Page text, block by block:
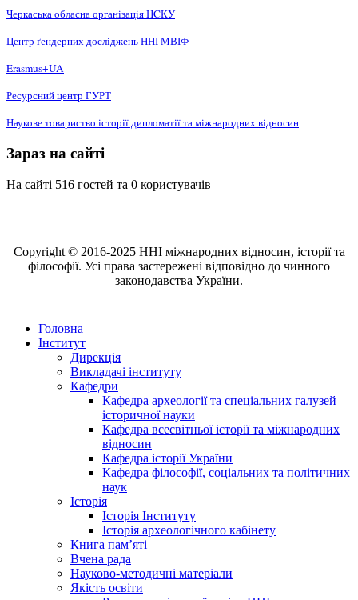
Черкаська обласна організація НCКУ
Центр ґендерних досліджень ННІ МВІФ
Erasmus+UA
Ресурсний центр ГУРТ
Наукове товариство історії дипломатії та міжнародних відносин
Зараз на сайті
На сайті 516 гостей та 0 користувачів
Copyright © 2016-2025 ННІ міжнародних відносин, історії та
філософії. Усі права застережені відповідно до чинного
законодавства України.
Головна
Інститут
Дирекція
Викладачі інституту
Кафедри
Кафедра археології та спеціальних галузей
історичної науки
Кафедра всесвітньої історії та міжнародних
відносин
Кафедра історії України
Кафедра філософії, соціальних та політичних
наук
Історія
Історія Інституту
Історія археологічного кабінету
Книга памʼяті
Вчена рада
Науково-методичні матеріали
Якість освіти